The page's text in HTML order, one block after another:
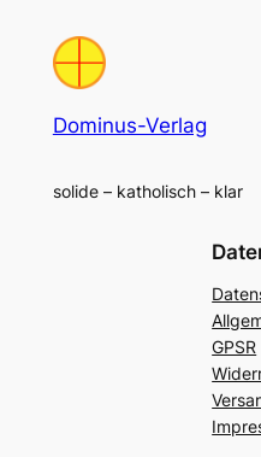
Dominus-Verlag
solide – katholisch – klar
GPSR